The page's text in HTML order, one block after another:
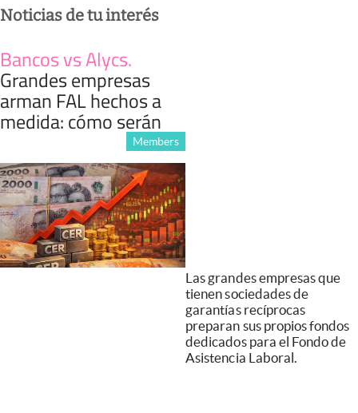
Noticias de tu interés
Bancos vs Alycs.
Grandes empresas
arman FAL hechos a
medida: cómo serán
Members
Las grandes empresas que
tienen sociedades de
garantías recíprocas
preparan sus propios fondos
dedicados para el Fondo de
Asistencia Laboral.